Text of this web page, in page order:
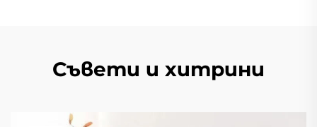
Съвети и хитрини